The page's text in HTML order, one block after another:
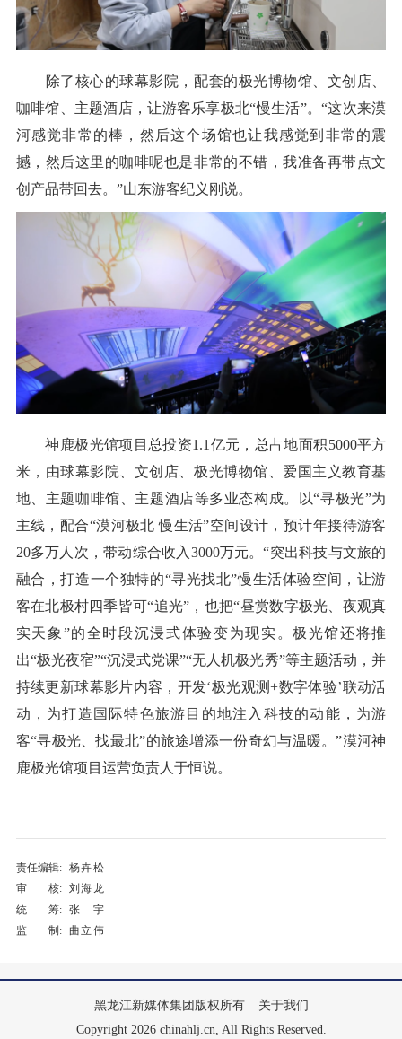
除了核心的球幕影院，配套的极光博物馆、文创店、
咖啡馆、主题酒店，让游客乐享极北“慢生活”。“这次来漠
河感觉非常的棒，然后这个场馆也让我感觉到非常的震
撼，然后这里的咖啡呢也是非常的不错，我准备再带点文
创产品带回去。”山东游客纪义刚说。
神鹿极光馆项目总投资1.1亿元，总占地面积5000平方
米，由球幕影院、文创店、极光博物馆、爱国主义教育基
地、主题咖啡馆、主题酒店等多业态构成。以“寻极光”为
主线，配合“漠河极北 慢生活”空间设计，预计年接待游客
20多万人次，带动综合收入3000万元。“突出科技与文旅的
融合，打造一个独特的“寻光找北”慢生活体验空间，让游
客在北极村四季皆可“追光”，也把“昼赏数字极光、夜观真
实天象”的全时段沉浸式体验变为现实。极光馆还将推
出“极光夜宿”“沉浸式党课”“无人机极光秀”等主题活动，并
持续更新球幕影片内容，开发‘极光观测+数字体验’联动活
动，为打造国际特色旅游目的地注入科技的动能，为游
客“寻极光、找最北”的旅途增添一份奇幻与温暖。”漠河神
鹿极光馆项目运营负责人于恒说。
责任编辑: 杨卉松
审 核: 刘海龙
统 筹: 张宇
监 制: 曲立伟
黑龙江新媒体集团版权所有
关于我们
Copyright 2026 chinahlj.cn, All Rights Reserved.